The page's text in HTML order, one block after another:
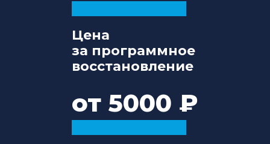
Цена
за программное
восстановление
от 5000